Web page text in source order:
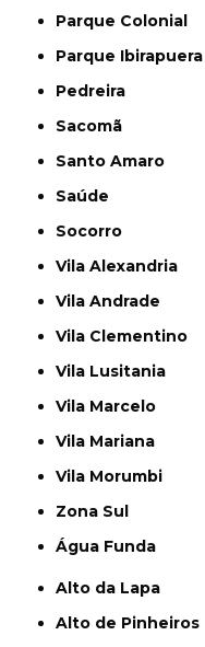
Parque Colonial
Parque Ibirapuera
Pedreira
Sacomã
Santo Amaro
Saúde
Socorro
Vila Alexandria
Vila Andrade
Vila Clementino
Vila Lusitania
Vila Marcelo
Vila Mariana
Vila Morumbi
Zona Sul
Água Funda
Alto da Lapa
Alto de Pinheiros